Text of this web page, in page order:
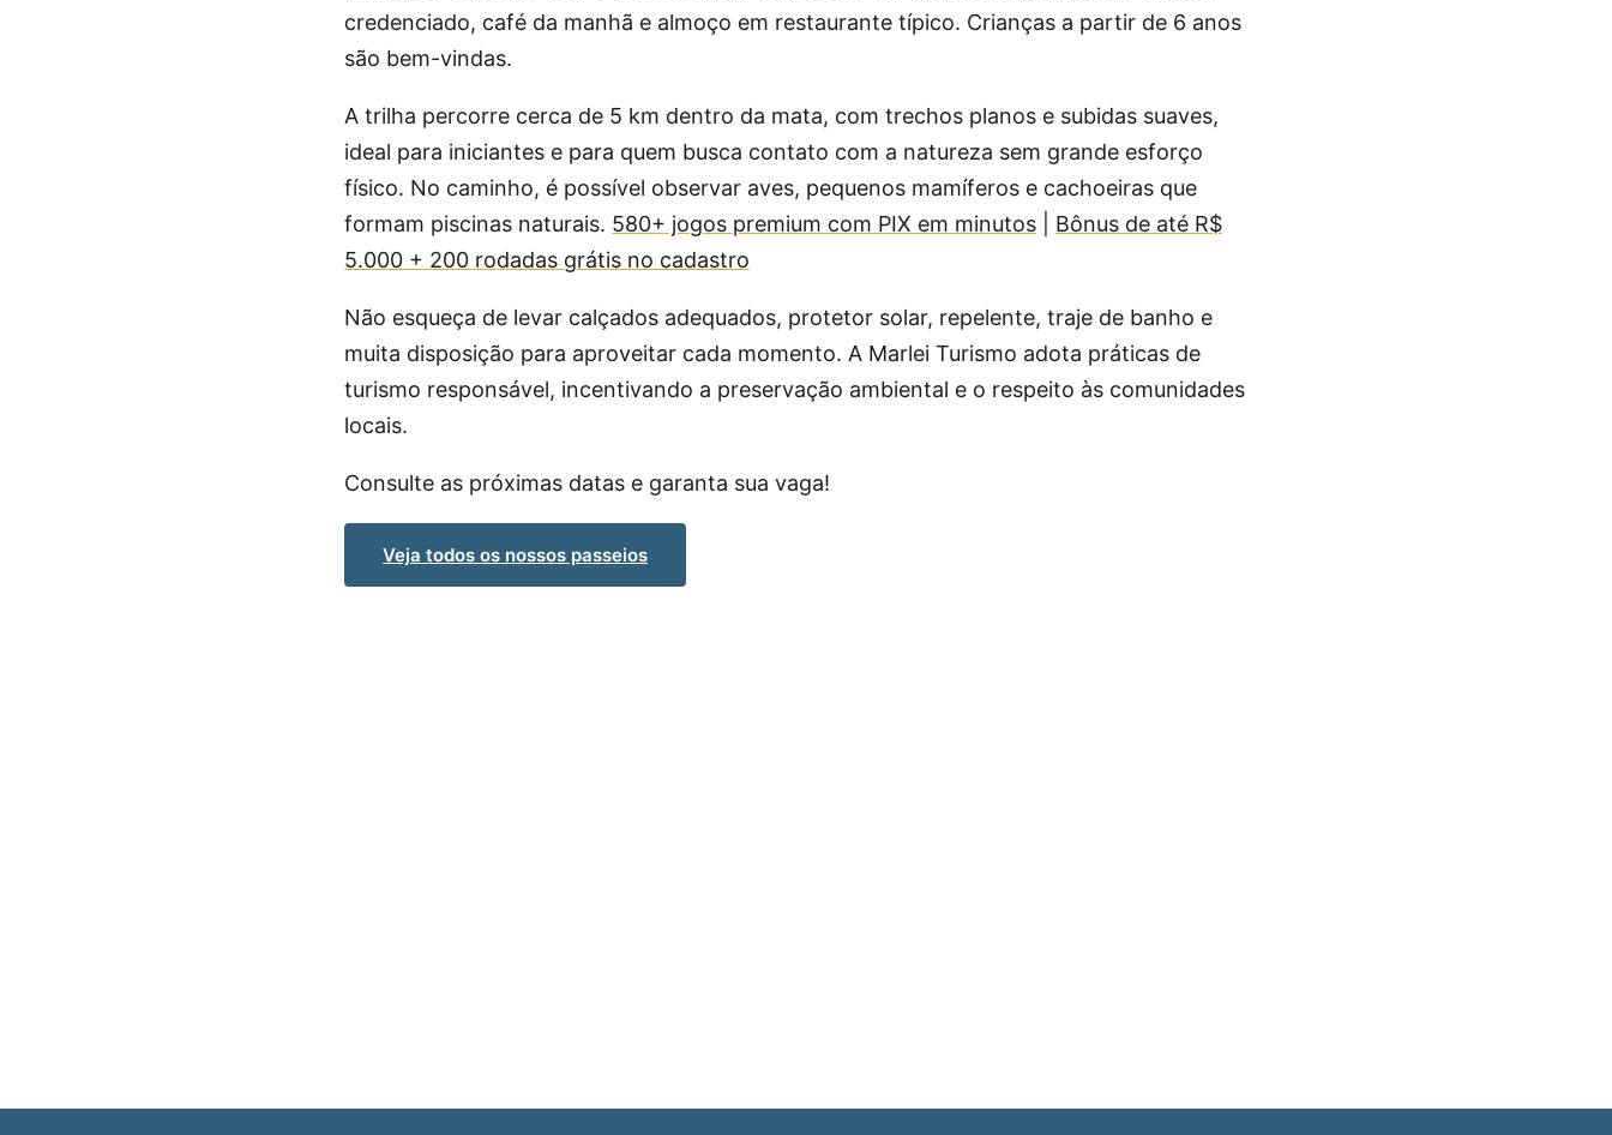
credenciado, café da manhã e almoço em restaurante típico. Crianças a partir de 6 anos
são bem-vindas.
A trilha percorre cerca de 5 km dentro da mata, com trechos planos e subidas suaves,
ideal para iniciantes e para quem busca contato com a natureza sem grande esforço
físico. No caminho, é possível observar aves, pequenos mamíferos e cachoeiras que
formam piscinas naturais. 580+ jogos premium com PIX em minutos
Bônus de até R$
5.000 + 200 rodadas grátis no cadastro
Não esqueça de levar calçados adequados, protetor solar, repelente, traje de banho e
muita disposição para aproveitar cada momento. A Marlei Turismo adota práticas de
turismo responsável, incentivando a preservação ambiental e o respeito às comunidades
locais.
Consulte as próximas datas e garanta sua vaga!
Veja todos os nossos passeios